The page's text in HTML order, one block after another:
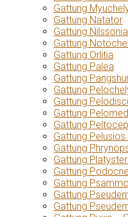
Gattung
Gattung Natator
Gattung
Gattung
Gattung Orlitia
Gattung Palea
Gattung
Gattung
Gattung
Gattung
Gattung
Gattung
Gattung
Gattung
Gattung
Gattung
Gattung
Gattung